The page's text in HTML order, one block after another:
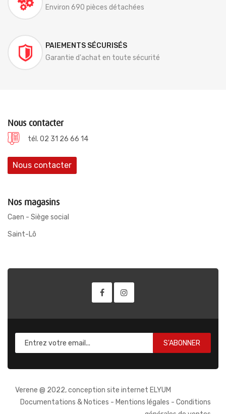
Environ 690 pièces détachées
PAIEMENTS SÉCURISÉS
Garantie d'achat en toute sécurité
Nous contacter
tél. 02 31 26 66 14
Nous contacter
Nos magasins
Caen - Siège social
Saint-Lô
S'ABONNER
Verene @ 2022, conception site internet ELYUM
Documentations & Notices - Mentions légales - Conditions